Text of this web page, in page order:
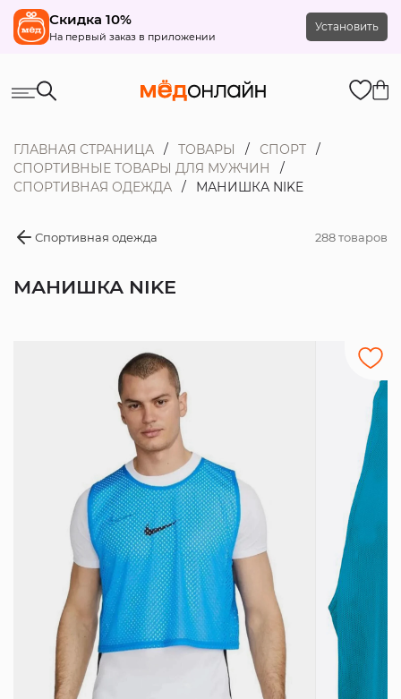
Скидка 10%
На первый заказ в приложении
Установить
ГЛАВНАЯ СТРАНИЦА ТОВАРЫ
СПОРТ
СПОРТИВНЫЕ ТОВАРЫ ДЛЯ МУЖЧИН
СПОРТИВНАЯ ОДЕЖДА
МАНИШКА NIKE
Спортивная одежда 288 товаров
МАНИШКА NIKE